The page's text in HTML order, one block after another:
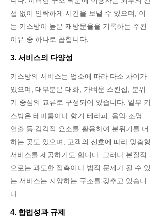
섭 없이 안락하게 시간을 보낼 수 있으며, 이
는 키스방이 높은 재방문율을 기록하는 주된
이유 중 하나로 꼽힙니다.
3. 서비스의 다양성
키스방의 서비스는 업소에 따라 다소 차이가
있으며, 대부분은 대화, 가벼운 스킨십, 분위
기 중심의 교류로 구성되어 있습니다. 일부 키
스방은 테마룸이나 향기 테라피, 음악·조명
연출 등 감각적 요소를 활용하여 분위기를 더
하는 곳도 있으며, 고객의 선호에 따라 맞춤형
서비스를 제공하기도 합니다. 그러나 본질적
으로는 과도한 접촉이나 법적 문제가 될 수 있
는 서비스는 지양하는 구조를 갖추고 있습니
다.
4. 합법성과 규제